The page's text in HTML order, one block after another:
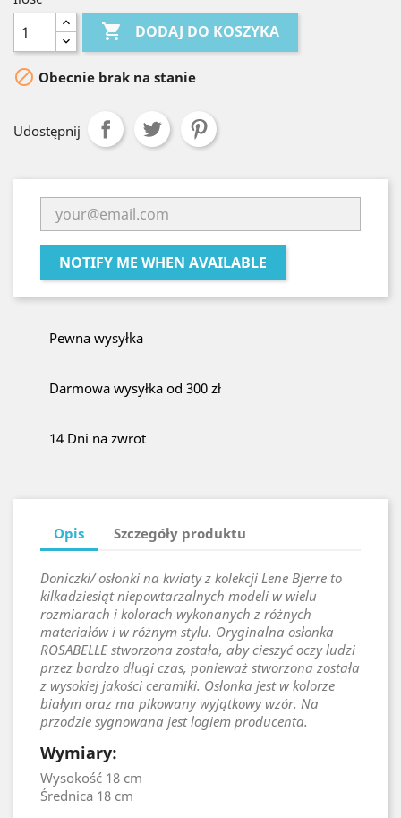
 DODAJ DO KOSZYKA
 Obecnie brak na stanie
Udostępnij
NOTIFY ME WHEN AVAILABLE
Pewna wysyłka
Darmowa wysyłka od 300 zł
14 Dni na zwrot
Opis Szczegóły produktu
Doniczki/ osłonki na kwiaty z kolekcji Lene Bjerre to
kilkadziesiąt niepowtarzalnych modeli w wielu
rozmiarach i kolorach wykonanych z różnych
materiałów i w różnym stylu. Oryginalna osłonka
ROSABELLE stworzona została, aby cieszyć oczy ludzi
przez bardzo długi czas, ponieważ stworzona została
z wysokiej jakości ceramiki. Osłonka jest w kolorze
białym oraz ma pikowany wyjątkowy wzór. Na
przodzie sygnowana jest logiem producenta.
Wymiary:
Wysokość 18 cm
Średnica 18 cm